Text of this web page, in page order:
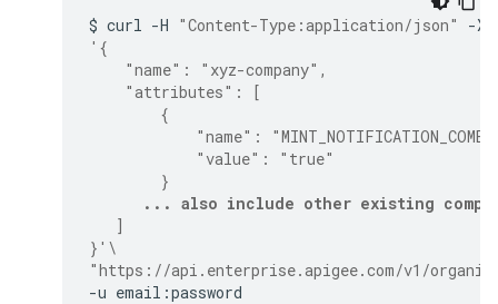
$ curl -H "Content-Type:application/json" -X
'{
    "name": "xyz-company",
    "attributes": [
        {
"name":
            "value": "true"
        }
... also include other existing
   ]
}' \
"https://api.enterprise.apigee.com/v1/
-u email:password